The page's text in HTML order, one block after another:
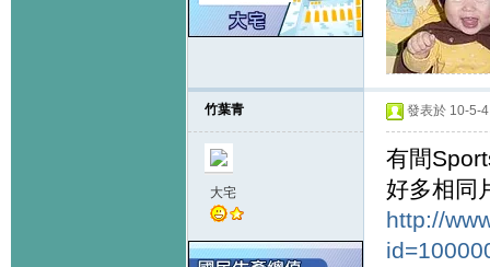
竹葉青
大宅
發表於 10-5-
有間
好多相同
http://